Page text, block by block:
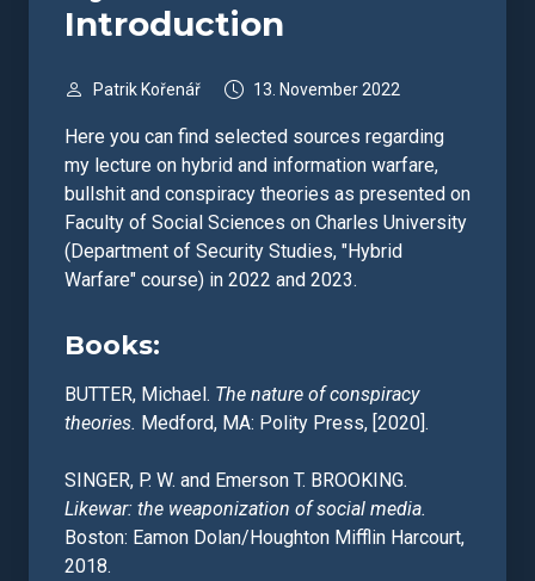
Introduction
Patrik Kořenář 13. November 2022
Here you can find selected sources regarding
my lecture on hybrid and information warfare,
bullshit and conspiracy theories as presented on
Faculty of Social Sciences on Charles University
(Department of Security Studies, "Hybrid
Warfare" course) in 2022 and 2023.
Books:
BUTTER, Michael. The nature of conspiracy
theories. Medford, MA: Polity Press, [2020].
SINGER, P. W. and Emerson T. BROOKING.
Likewar: the weaponization of social media.
Boston: Eamon Dolan/Houghton Mifflin Harcourt,
2018.